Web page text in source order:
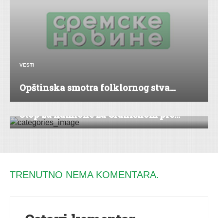
VESTI
Opštinska smotra folklornog stva...
EKONOMIJA|VESTI
Stop za kamione za Graničnom pre...
TRENUTNO NEMA KOMENTARA.